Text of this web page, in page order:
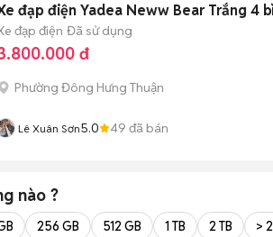
đạp điện Yadea Neww Bear Trắng 4
đạp điện Đã sử dụng
đ
Phường Đông Hưng Thuận
Lê Xuân Sơn5.0 49 đã bán
nào ?
256 GB 512 GB 1 TB 2 TB >